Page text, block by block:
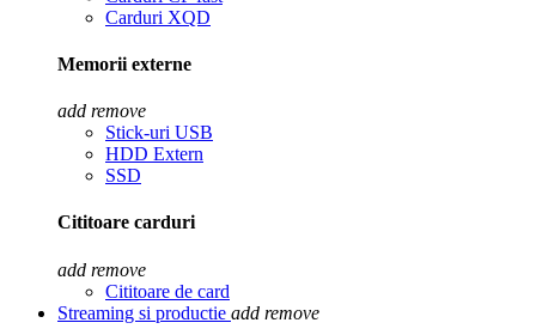
Carduri XQD
Memorii externe
add remove
Stick-uri USB
HDD Extern
SSD
Cititoare carduri
add remove
Cititoare de card
Streaming si productie add remove